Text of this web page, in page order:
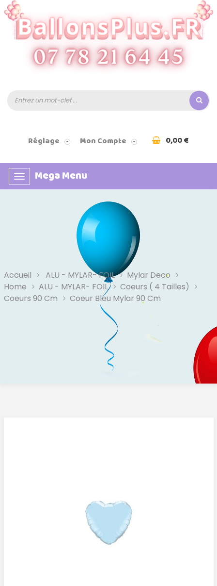
Réglage Mon Compte 0,00 €
Basculer
la
Mega Menu
Accueil ALU - MYLAR- FOIL
Mylar Deco
Home
ALU - MYLAR- FOIL
Coeurs ( 4 Tailles)
Coeurs 90 Cm
Coeur Bleu Mylar 90 Cm